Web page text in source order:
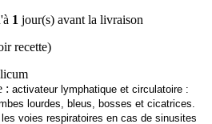
1 jour(s) avant la livraison
: activateur lymphatique et circulatoire :
lourdes, bleus, bosses et cicatrices.
voies respiratoires en cas de sinusites